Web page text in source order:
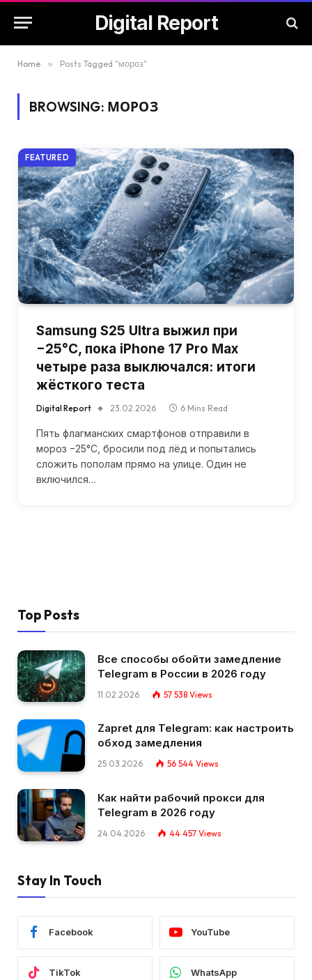
Digital Report
Home » Posts Tagged "мороз"
BROWSING: МОРОЗ
FEATURED
Samsung S25 Ultra выжил при
−25°C, пока iPhone 17 Pro Max
четыре раза выключался: итоги
жёсткого теста
Digital Report 23.02.2026 6 Mins Read
Пять флагманских смартфонов отправили в
мороз −25°C, бросили под лёд и попытались
сложить пополам прямо на улице. Один не
включился…
Top Posts
Все способы обойти замедление
Telegram в России в 2026 году
11.02.2026 57 538 Views
Zapret для Telegram: как настроить
обход замедления
25.03.2026 56 544 Views
Как найти рабочий прокси для
Telegram в 2026 году
24.04.2026 44 457 Views
Stay In Touch
Facebook YouTube
TikTok WhatsApp